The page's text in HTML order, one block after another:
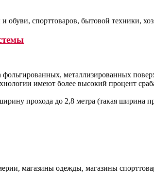
обуви, спорттоваров, бытовой техники,
металлизированных
имеют более высокий процент
прохода до 2,8 метра (такая ширина
магазины одежды, магазины